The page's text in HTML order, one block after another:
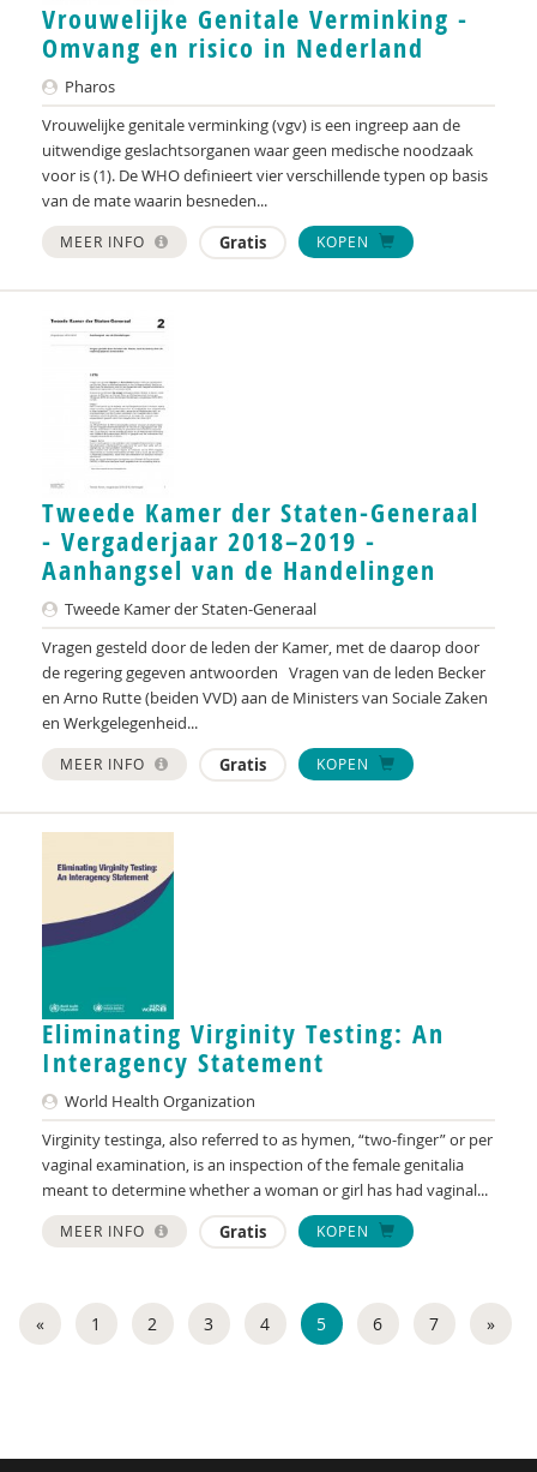
Vrouwelijke Genitale Verminking -
Omvang en risico in Nederland
Pharos
Vrouwelijke genitale verminking (vgv) is een ingreep aan de
uitwendige geslachtsorganen waar geen medische noodzaak
voor is (1). De WHO definieert vier verschillende typen op basis
van de mate waarin besneden...
MEER INFO Gratis KOPEN
Tweede Kamer der Staten-Generaal
- Vergaderjaar 2018–2019 -
Aanhangsel van de Handelingen
Tweede Kamer der Staten-Generaal
Vragen gesteld door de leden der Kamer, met de daarop door
de regering gegeven antwoorden Vragen van de leden Becker
en Arno Rutte (beiden VVD) aan de Ministers van Sociale Zaken
en Werkgelegenheid...
MEER INFO Gratis KOPEN
Eliminating Virginity Testing: An
Interagency Statement
World Health Organization
Virginity testinga, also referred to as hymen, “two-finger” or per
vaginal examination, is an inspection of the female genitalia
meant to determine whether a woman or girl has had vaginal...
MEER INFO Gratis KOPEN
« 1 2 3 4 5 6 7 »